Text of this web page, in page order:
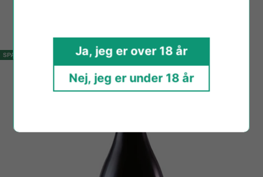
SPAR 49,00 KR
Ja, jeg er over 18 år
Nej, jeg er under 18 år